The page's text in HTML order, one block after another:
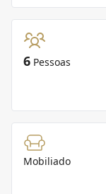
6 Pessoas
Mobiliado